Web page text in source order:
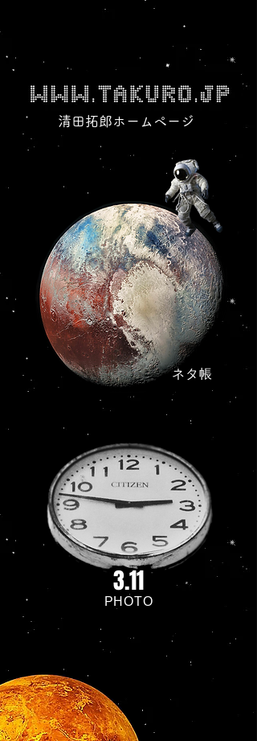
清田拓郎ホームページ
ネタ帳
PHOTO
3.11